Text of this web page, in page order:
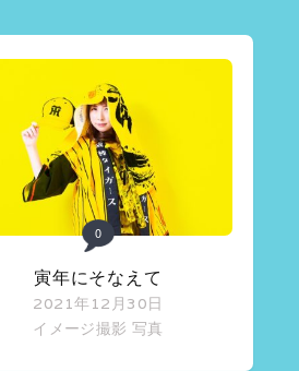
0
寅年にそなえて
2021年12月30日
イメージ撮影 写真